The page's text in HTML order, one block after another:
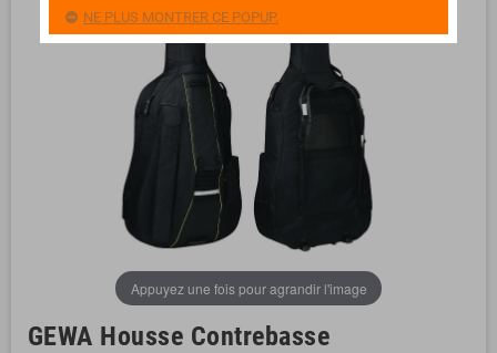
Appuyez une fois pour agrandir l'image
GEWA Housse Contrebasse
NE PLUS MONTRER CE POPUP.